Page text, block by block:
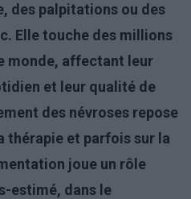
des palpitations ou des
Elle touche des millions
monde, affectant leur
et leur qualité de
des névroses repose
thérapie et parfois sur la
joue un rôle
estimé, dans le